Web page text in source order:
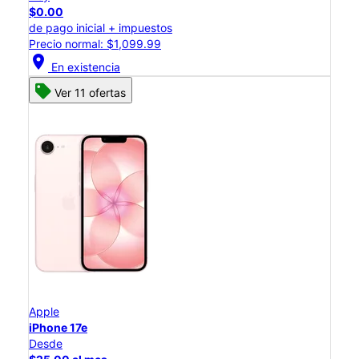
$0.00
de pago inicial + impuestos
Precio normal: $1,099.99
location_on En existencia
Ver 11 ofertas
Apple
iPhone 17e
Desde